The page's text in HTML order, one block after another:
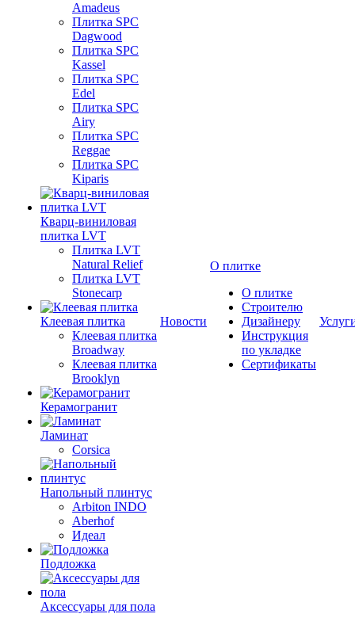
Amadeus
Плитка SPC
Dagwood
Плитка SPC
Kassel
Плитка SPC
Edel
Плитка SPC
Airy
Плитка SPC
Reggae
Плитка SPC
Kiparis
Кварц-виниловая
плитка LVT
Плитка LVT
Natural Relief
Плитка LVT
Stonecarp
Клеевая плитка
Клеевая плитка
Broadway
Клеевая плитка
Brooklyn
Керамогранит
Ламинат
Corsica
Напольный плинтус
Arbiton INDO
Aberhof
Идеал
Подложка
Аксессуары для пола
Новости
О плитке
О плитке
Строителю
Дизайнеру
Инструкция
по укладке
Сертификаты